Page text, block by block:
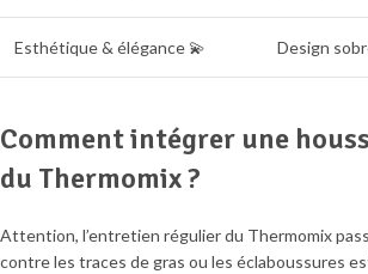
Esthétique & élégance 💫 Design
Comment intégrer une
du Thermomix ?
Attention, l’entretien régulier du Thermomix
contre les traces de gras ou les éclaboussures